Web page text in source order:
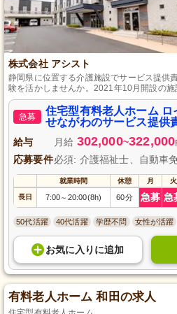
株式会社 アシスト
静岡県に位置する介護施設でサービス提供
験を活かしませんか。2021年10月開設の
関との連携を大切にするお仕事です。週休
ライベートも大切にしながら働ける環境を
急募
住宅型有料老人ホーム ロ
せながわのサービス提供
給与 月給 302,000~322,000
応募要件必須: 介護福祉士、自動車
就業時間 休憩 月 火
長日 7:00～ 20:00(8h) 60分 急募 急
50代活躍 40代活躍 学歴不問 女性が活躍
お気に入り に追加
有料老人ホーム 和田の求人